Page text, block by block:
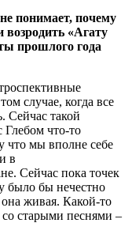
понимает, почему
возродить «Агату
прошлого года
случае, когда все
Сейчас такой
что-то
что мы вполне себе
в
Сейчас пока точек
было бы нечестно
она живая. Какой-то
старыми песнями –